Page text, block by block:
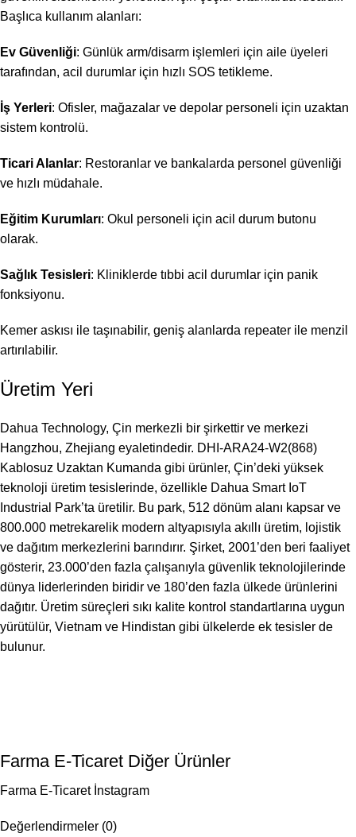
Başlıca kullanım alanları:
Ev Güvenliği: Günlük arm/disarm işlemleri için aile üyeleri
tarafından, acil durumlar için hızlı SOS tetikleme.
İş Yerleri: Ofisler, mağazalar ve depolar personeli için uzaktan
sistem kontrolü.
Ticari Alanlar: Restoranlar ve bankalarda personel güvenliği
ve hızlı müdahale.
Eğitim Kurumları: Okul personeli için acil durum butonu
olarak.
Sağlık Tesisleri: Kliniklerde tıbbi acil durumlar için panik
fonksiyonu.
Kemer askısı ile taşınabilir, geniş alanlarda repeater ile menzil
artırılabilir.
Üretim Yeri
Dahua Technology, Çin merkezli bir şirkettir ve merkezi
Hangzhou, Zhejiang eyaletindedir. DHI-ARA24-W2(868)
Kablosuz Uzaktan Kumanda gibi ürünler, Çin’deki yüksek
teknoloji üretim tesislerinde, özellikle Dahua Smart IoT
Industrial Park’ta üretilir. Bu park, 512 dönüm alanı kapsar ve
800.000 metrekarelik modern altyapısıyla akıllı üretim, lojistik
ve dağıtım merkezlerini barındırır. Şirket, 2001’den beri faaliyet
gösterir, 23.000’den fazla çalışanıyla güvenlik teknolojilerinde
dünya liderlerinden biridir ve 180’den fazla ülkede ürünlerini
dağıtır. Üretim süreçleri sıkı kalite kontrol standartlarına uygun
yürütülür, Vietnam ve Hindistan gibi ülkelerde ek tesisler de
bulunur.
Farma E-Ticaret Diğer Ürünler
Farma E-Ticaret İnstagram
Değerlendirmeler (0)